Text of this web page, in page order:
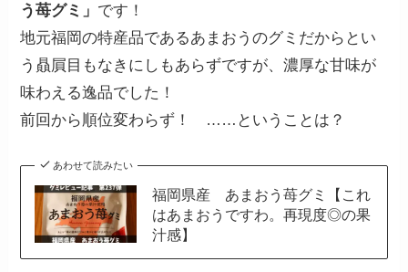
う苺グミ」 です！
地元福岡の特産品であるあまおうのグミだからとい
う贔屓目もなきにしもあらずですが、濃厚な甘味が
味わえる逸品でした！
前回から順位変わらず！ ……ということは？
あわせて読みたい
福岡県産 あまおう苺グミ【これ
はあまおうですわ。再現度◎の果
汁感】